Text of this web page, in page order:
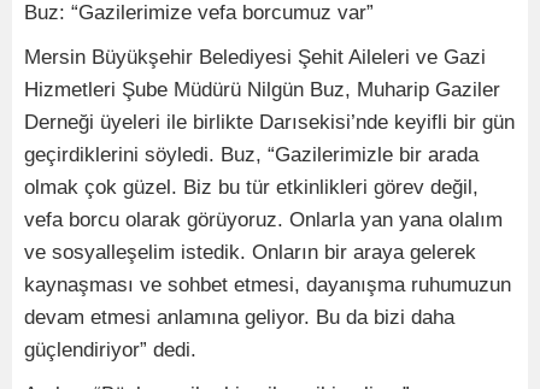
Buz: “Gazilerimize vefa borcumuz var”
Mersin Büyükşehir Belediyesi Şehit Aileleri ve Gazi
Hizmetleri Şube Müdürü Nilgün Buz, Muharip Gaziler
Derneği üyeleri ile birlikte Darısekisi’nde keyifli bir gün
geçirdiklerini söyledi. Buz, “Gazilerimizle bir arada
olmak çok güzel. Biz bu tür etkinlikleri görev değil,
vefa borcu olarak görüyoruz. Onlarla yan yana olalım
ve sosyalleşelim istedik. Onların bir araya gelerek
kaynaşması ve sohbet etmesi, dayanışma ruhumuzun
devam etmesi anlamına geliyor. Bu da bizi daha
güçlendiriyor” dedi.